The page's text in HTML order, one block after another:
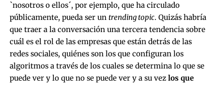
`nosotros o ellos´, por ejemplo, que ha circulado
públicamente, pueda ser un trending topic. Quizás habría
que traer a la conversación una tercera tendencia sobre
cuál es el rol de las empresas que están detrás de las
redes sociales, quiénes son los que configuran los
algoritmos a través de los cuales se determina lo que se
puede ver y lo que no se puede ver y a su vez los que